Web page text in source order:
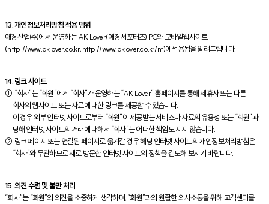
13. 개인정보처리방침 적용 범위
애경산업㈜에서 운영하는 AK Lover(애경서포터즈) PC와 모바일웹사이트
(http://www.aklover.co.kr, http://www.aklover.co.kr/m)에적용됨을 알려드립니다.
14. 링크 사이트
① “회사”는 “회원”에게 “회사”가 운영하는 “AK Lover” 홈페이지를 통해 제휴사 또는 다른
회사의 웹사이트 또는 자료에 대한 링크를 제공할 수 있습니다.
이 경우 외부 인터넷 사이트로부터 “회원”이 제공받는 서비스나 자료의 유용성 또는 “회원”과
당해 인터넷 사이트의 거래에 대해서 “회사”는 어떠한 책임도 지지 않습니다.
② 링크 페이지 또는 연결된 페이지로 옮겨갈 경우 해당 인터넷 사이트의 개인정보처리방침은
“회사”와 무관하므로 새로 방문한 인터넷 사이트의 정책을 검토해 보시기 바랍니다.
15. 의견 수렴 및 불만 처리
“회사”는 “회원”의 의견을 소중하게 생각하며, “회원”과의 원활한 의사소통을 위해 고객센터를